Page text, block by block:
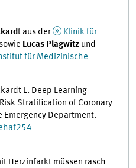
t aus der
Klinik für
sowie Lucas Plagwitz und
für Medizinische
L. Deep Learning
Stratification of Coronary
Emergency Department.
Herzinfarkt müssen rasch